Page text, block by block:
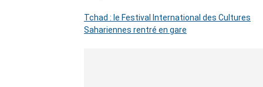
Tchad : le Festival International des Cultures
Sahariennes rentré en gare